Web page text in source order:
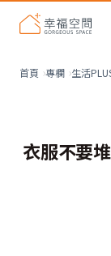
首頁 專欄 生活
衣服不要